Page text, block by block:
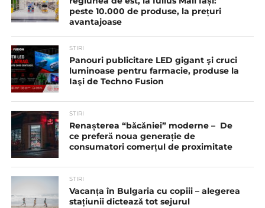
peste 10.000 de produse, la prețuri
avantajoase
STIRI
Panouri publicitare LED gigant şi cruci
luminoase pentru farmacie, produse la
Iaşi de Techno Fusion
STIRI
Renașterea “băcăniei” moderne – De
ce preferă noua generație de
consumatori comerțul de proximitate
STIRI
Vacanța în Bulgaria cu copiii – alegerea
stațiunii dictează tot sejurul